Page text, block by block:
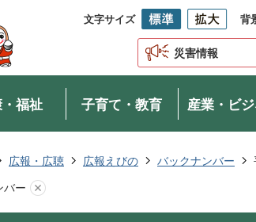
文字サイズ 背
災害情報
福祉 子育て・教育 産業・ビ
広報・広聴 広報えびの バックナンバー
バー